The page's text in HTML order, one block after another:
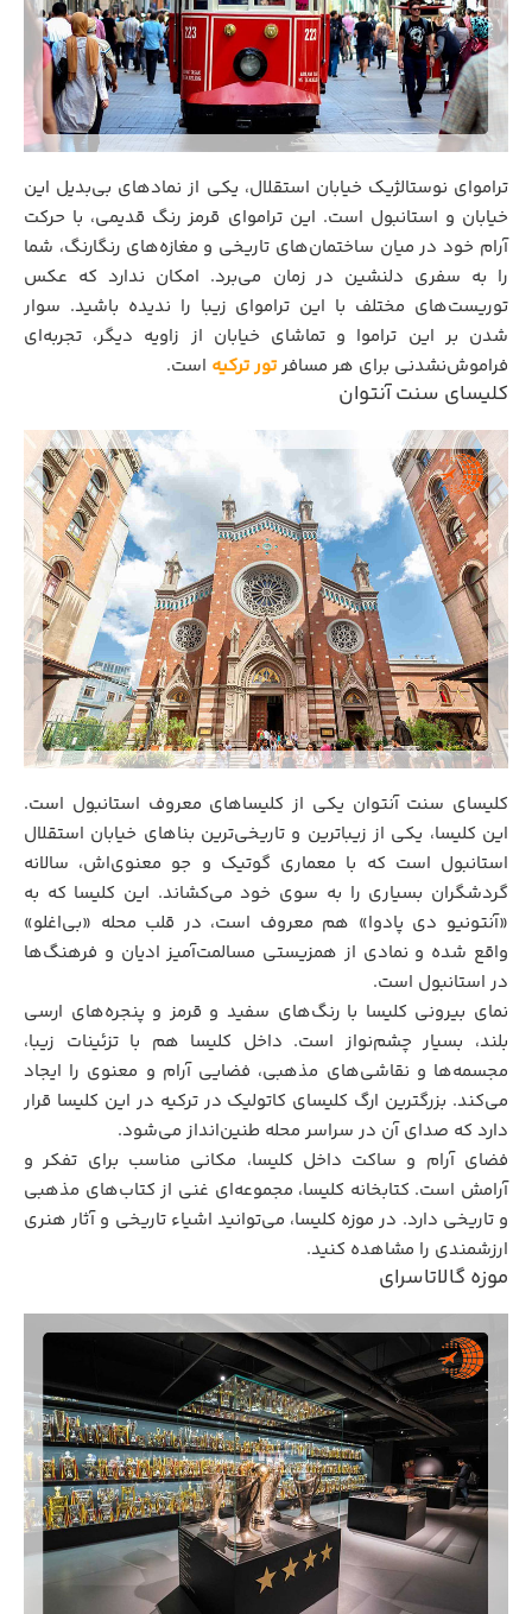
تراموای نوستالژیک خیابان استقلال، یکی از نمادهای بی‌بدیل این
خیابان و استانبول است. این تراموای قرمز رنگ قدیمی، با حرکت
آرام خود در میان ساختمان‌های تاریخی و مغازه‌های رنگارنگ، شما
را به سفری دلنشین در زمان می‌برد. امکان ندارد که عکس
توریست‌های مختلف با این تراموای زیبا را ندیده باشید. سوار
شدن بر این تراموا و تماشای خیابان از زاویه دیگر، تجربه‌ای
فراموش‌نشدنی برای هر مسافرتور ترکیه است.
کلیسای سنت آنتوان
کلیسای سنت آنتوان یکی از کلیساهای معروف استانبول است.
این کلیسا، یکی از زیباترین و تاریخی‌ترین بناهای خیابان استقلال
استانبول است که با معماری گوتیک و جو معنوی‌اش، سالانه
گردشگران بسیاری را به سوی خود می‌کشاند. این کلیسا که به
«آنتونیو دی پادوا» هم معروف است، در قلب محله «بی‌اغلو»
واقع شده و نمادی از همزیستی مسالمت‌آمیز ادیان و فرهنگ‌ها
در استانبول است.
نمای بیرونی کلیسا با رنگ‌های سفید و قرمز و پنجره‌های ارسی
بلند، بسیار چشم‌نواز است. داخل کلیسا هم با تزئینات زیبا،
مجسمه‌ها و نقاشی‌های مذهبی، فضایی آرام و معنوی را ایجاد
می‌کند. بزرگترین ارگ کلیسای کاتولیک در ترکیه در این کلیسا قرار
دارد که صدای آن در سراسر محله طنین‌انداز می‌شود.
فضای آرام و ساکت داخل کلیسا، مکانی مناسب برای تفکر و
آرامش است. کتابخانه کلیسا، مجموعه‌ای غنی از کتاب‌های مذهبی
و تاریخی دارد. در موزه کلیسا، می‌توانید اشیاء تاریخی و آثار هنری
ارزشمندی را مشاهده کنید.
موزه گالاتاسرای